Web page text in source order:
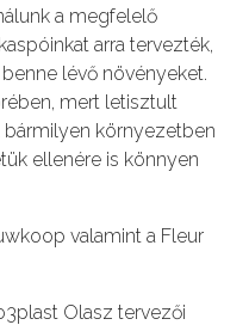
a megfelelő
arra tervezték,
lévő növényeket.
mert letisztult
környezetben
ellenére is könnyen
valamint a Fleur
Olasz tervezői